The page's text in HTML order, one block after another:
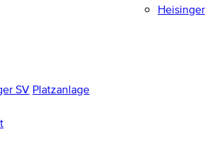
1952/96 E.V.
SV Platzanlage
Heisinger